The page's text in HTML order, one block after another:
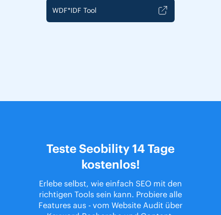
WDF*IDF Tool
Teste Seobility 14 Tage
kostenlos!
Erlebe selbst, wie einfach SEO mit den
richtigen Tools sein kann. Probiere alle
Features aus - vom Website Audit über